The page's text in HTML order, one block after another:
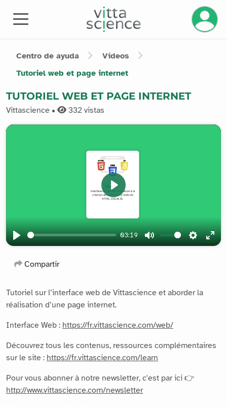
Centro de ayuda
Vídeos
Tutoriel web et page internet
TUTORIEL WEB ET PAGE INTERNET
Vittascience • 332 vistas
Play
03:19
Mute Settings
Play
Compartir
Tutoriel sur l’interface web de Vittascience et aborder la
réalisation d’une page internet.
Interface Web : https://fr.vittascience.com/web/
Découvrez tous les contenus, ressources complémentaires
sur le site : https://fr.vittascience.com/learn
Pour vous abonner à notre newsletter, c'est par ici 👉
http://www.vittascience.com/newsletter